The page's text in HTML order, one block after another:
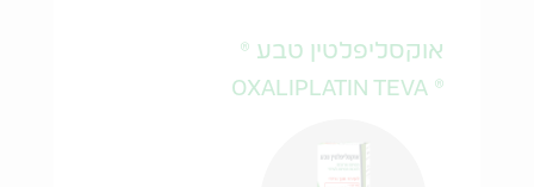
אוקסליפלטין טבע ®
® OXALIPLATIN TEVA